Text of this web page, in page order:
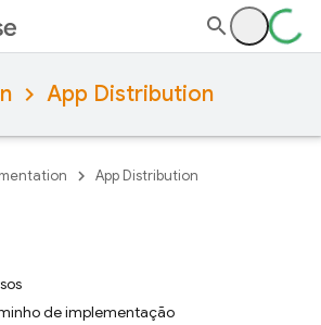
App Distribution
App Distribution
de implementação